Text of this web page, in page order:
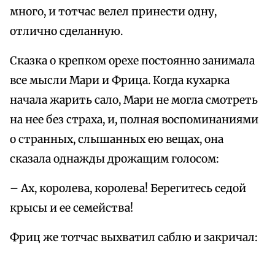
много, и тотчас велел принести одну,
отлично сделанную.
Сказка о крепком орехе постоянно занимала
все мысли Мари и Фрица. Когда кухарка
начала жарить сало, Мари не могла смотреть
на нее без страха, и, полная воспоминаниями
о странных, слышанных ею вещах, она
сказала однажды дрожащим голосом:
– Ах, королева, королева! Берегитесь седой
крысы и ее семейства!
Фриц же тотчас выхватил саблю и закричал: